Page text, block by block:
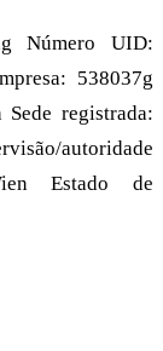
Número UID:
538037g
registrada:
autoridade
Estado de